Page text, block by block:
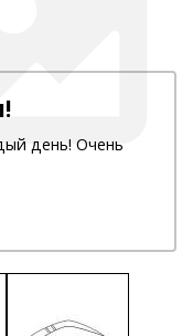
день! Очень